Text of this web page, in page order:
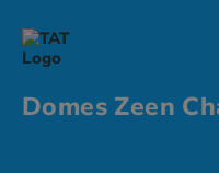
Domes Zeen